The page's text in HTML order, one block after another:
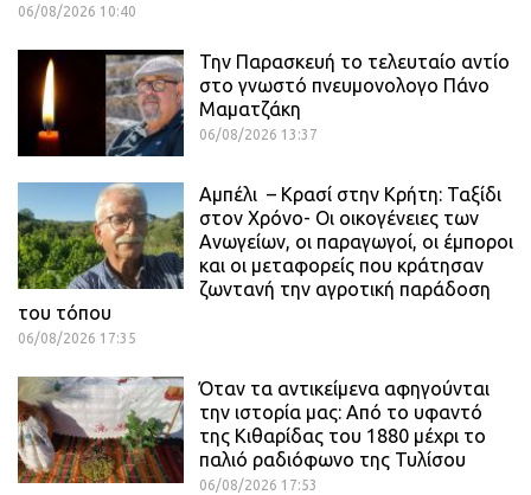
06/08/2026 10:40
Την Παρασκευή το τελευταίο αντίο
στο γνωστό πνευμονολογο Πάνο
Μαματζάκη
06/08/2026 13:37
Αμπέλι – Κρασί στην Κρήτη: Ταξίδι
στον Χρόνο- Οι οικογένειες των
Ανωγείων, οι παραγωγοί, οι έμποροι
και οι μεταφορείς που κράτησαν
ζωντανή την αγροτική παράδοση
του τόπου
06/08/2026 17:35
Όταν τα αντικείμενα αφηγούνται
την ιστορία μας: Από το υφαντό
της Κιθαρίδας του 1880 μέχρι το
παλιό ραδιόφωνο της Τυλίσου
06/08/2026 17:53